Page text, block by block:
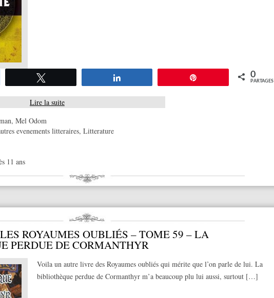
0
PARTAGES
Lire la suite
, Mel Odom
evenements litteraires, Litterature
11 ans
ROYAUMES OUBLIÉS – TOME 59 – LA
PERDUE DE CORMANTHYR
Voila un autre livre des Royaumes oubliés qui mérite que l’on parle de lui. La
bibliothèque perdue de Cormanthyr m’a beaucoup plu lui aussi, surtout […]